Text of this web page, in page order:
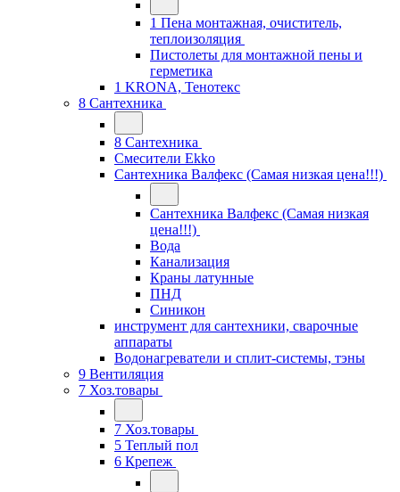
1 Пена монтажная, очиститель,
теплоизоляция
Пистолеты для монтажной пены и
герметика
1 KRONA, Тенотекс
8 Сантехника
8 Сантехника
Смесители Ekko
Сантехника Валфекс (Самая низкая цена!!!)
Сантехника Валфекс (Самая низкая
цена!!!)
Вода
Канализация
Краны латунные
ПНД
Синикон
инструмент для сантехники, сварочные
аппараты
Водонагреватели и сплит-системы, тэны
9 Вентиляция
7 Хоз.товары
7 Хоз.товары
5 Теплый пол
6 Крепеж